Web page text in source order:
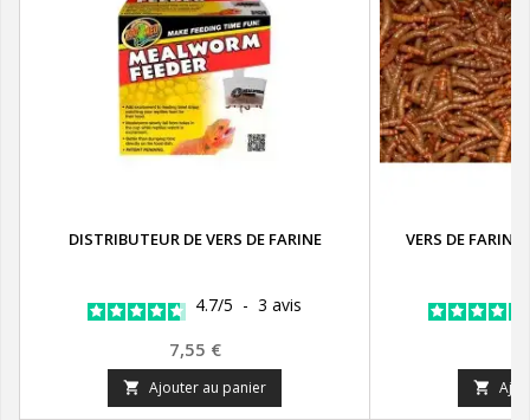
DISTRIBUTEUR DE VERS DE FARINE
4.7/5 - 3 avis
Prix
7,55 €
 Ajouter au panier
VERS DE
